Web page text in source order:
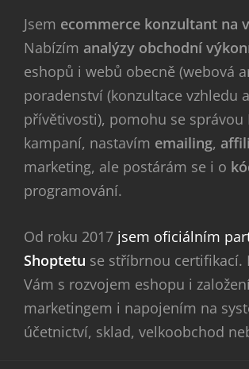
Jsem ecommerce konzultant na
Nabízím analýzy obchodní
eshopů i webů obecně (webová
poradenství (konzultace vzhledu
přívětivosti), pomohu se správou
kampaní, nastavím emailing,
marketing, ale postárám se i o
programování.
Od roku 2017 jsem oficiálním
Shoptetu se stříbrnou certifikací.
Vám s rozvojem eshopu i
marketingem i napojením na
účetnictví, sklad, velkoobchod